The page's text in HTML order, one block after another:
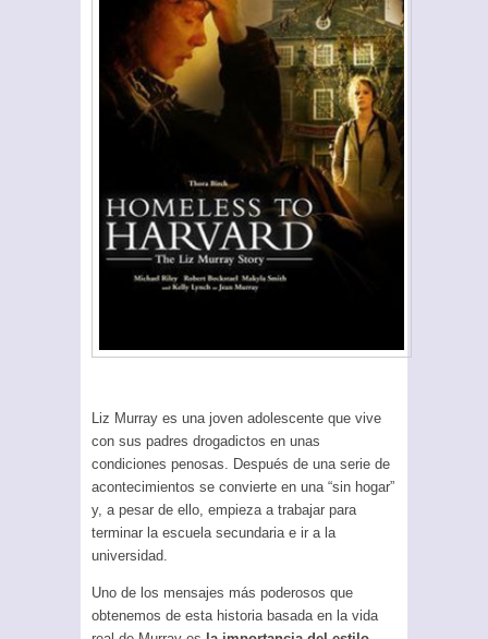
Liz Murray es una joven adolescente que vive
con sus padres drogadictos en unas
condiciones penosas. Después de una serie de
acontecimientos se convierte en una “sin hogar”
y, a pesar de ello, empieza a trabajar para
terminar la escuela secundaria e ir a la
universidad.
Uno de los mensajes más poderosos que
obtenemos de esta historia basada en la vida